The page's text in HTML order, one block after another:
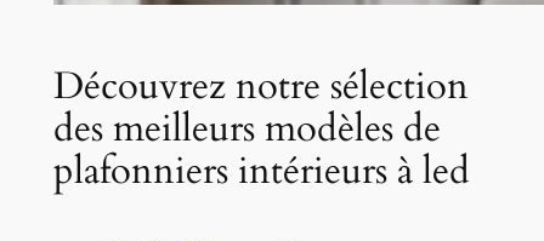
Découvrez notre sélection
des meilleurs modèles de
plafonniers intérieurs à led